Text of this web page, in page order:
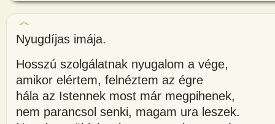
Nyugdíjas imája.
Hosszú szolgálatnak nyugalom a vége,
amikor elértem, felnéztem az égre
hála az Istennek most már megpihenek,
nem parancsol senki, magam ura leszek.